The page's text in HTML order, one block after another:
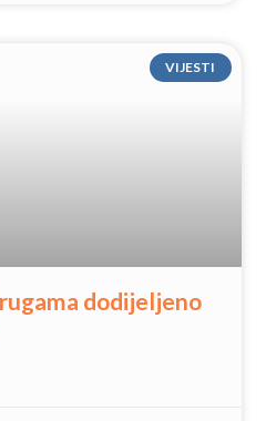
VIJESTI
dodijeljeno